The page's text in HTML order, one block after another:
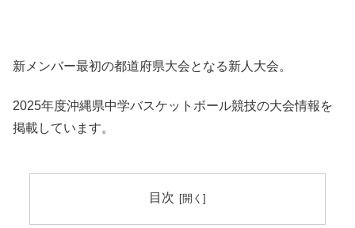
新メンバー最初の都道府県大会となる新人大会。
2025年度沖縄県中学バスケットボール競技の大会情報を
掲載しています。
目次